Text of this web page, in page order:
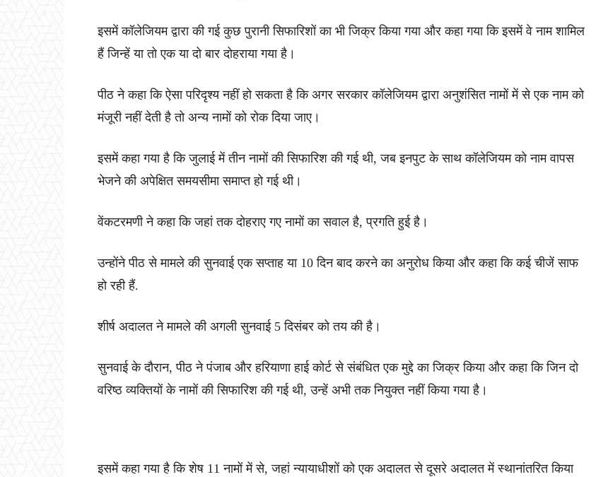
इसमें कॉलेजियम द्वारा की गई कुछ पुरानी सिफारिशों का भी जिक्र किया गया और कहा गया कि इसमें वे नाम शामिल
हैं जिन्हें या तो एक या दो बार दोहराया गया है।
पीठ ने कहा कि ऐसा परिदृश्य नहीं हो सकता है कि अगर सरकार कॉलेजियम द्वारा अनुशंसित नामों में से एक नाम को
मंजूरी नहीं देती है तो अन्य नामों को रोक दिया जाए।
इसमें कहा गया है कि जुलाई में तीन नामों की सिफारिश की गई थी, जब इनपुट के साथ कॉलेजियम को नाम वापस
भेजने की अपेक्षित समयसीमा समाप्त हो गई थी।
वेंकटरमणी ने कहा कि जहां तक दोहराए गए नामों का सवाल है, प्रगति हुई है।
उन्होंने पीठ से मामले की सुनवाई एक सप्ताह या 10 दिन बाद करने का अनुरोध किया और कहा कि कई चीजें साफ
हो रही हैं.
शीर्ष अदालत ने मामले की अगली सुनवाई 5 दिसंबर को तय की है।
सुनवाई के दौरान, पीठ ने पंजाब और हरियाणा हाई कोर्ट से संबंधित एक मुद्दे का जिक्र किया और कहा कि जिन दो
वरिष्ठ व्यक्तियों के नामों की सिफारिश की गई थी, उन्हें अभी तक नियुक्त नहीं किया गया है।
इसमें कहा गया है कि शेष 11 नामों में से, जहां न्यायाधीशों को एक अदालत से दूसरे अदालत में स्थानांतरित किया